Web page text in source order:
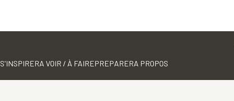
S'INSPIRERA VOIR / À FAIREPREPARERA PROPOS